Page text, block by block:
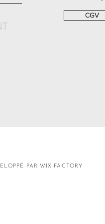
CGV
PAR WIX FACTORY